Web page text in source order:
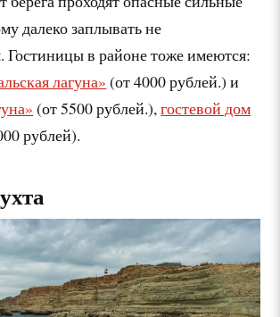
далеко заплывать не
Гостиницы в районе тоже имеются:
лагуна» (от 4000 рублей.) и
(от 5500 рублей.),гостевой дом
рублей).